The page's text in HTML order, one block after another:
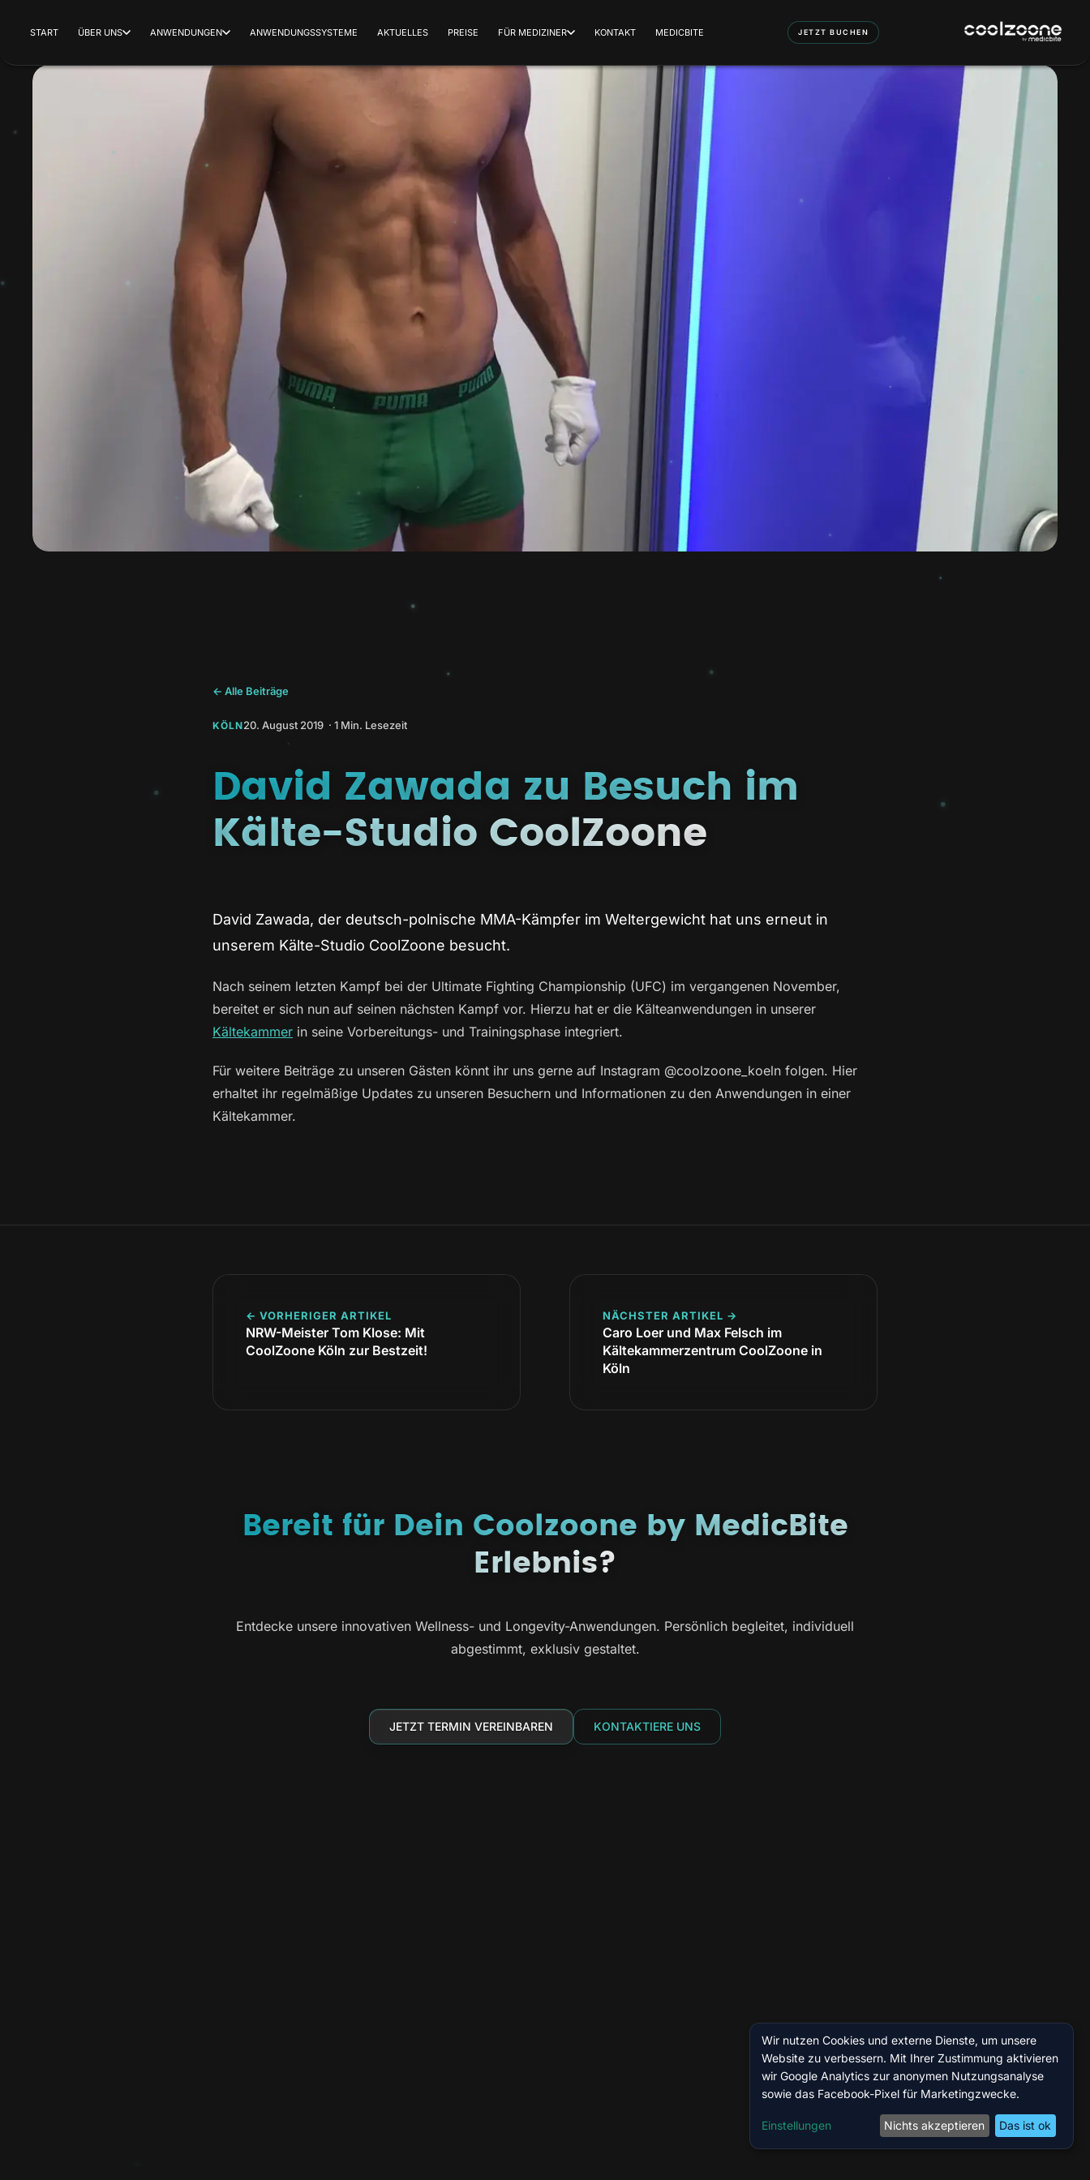
START ÜBER UNS ANWENDUNGEN ANWENDUNGSSYSTEME AKTUELLES PREISE FÜR MEDIZINER KONTAKT MEDICBITE JETZT BUCHEN
← Alle Beiträge
KÖLN20. August 2019 · 1 Min. Lesezeit
David Zawada zu Besuch im
Kälte-Studio CoolZoone
David Zawada, der deutsch-polnische MMA-Kämpfer im Weltergewicht hat uns erneut in
unserem Kälte-Studio CoolZoone besucht.
Nach seinem letzten Kampf bei der Ultimate Fighting Championship (UFC) im vergangenen November,
bereitet er sich nun auf seinen nächsten Kampf vor. Hierzu hat er die Kälteanwendungen in unserer
Kältekammer in seine Vorbereitungs- und Trainingsphase integriert.
Für weitere Beiträge zu unseren Gästen könnt ihr uns gerne auf Instagram @coolzoone_koeln folgen. Hier
erhaltet ihr regelmäßige Updates zu unseren Besuchern und Informationen zu den Anwendungen in einer
Kältekammer.
← VORHERIGER ARTIKEL
NRW-Meister Tom Klose: Mit
CoolZoone Köln zur Bestzeit!
NÄCHSTER ARTIKEL →
Caro Loer und Max Felsch im
Kältekammerzentrum CoolZoone in
Köln
Bereit für Dein Coolzoone by MedicBite
Erlebnis?
Entdecke unsere innovativen Wellness- und Longevity-Anwendungen. Persönlich begleitet, individuell
abgestimmt, exklusiv gestaltet.
JETZT TERMIN VEREINBAREN KONTAKTIERE UNS
Wir nutzen Cookies und externe Dienste, um unsere
Website zu verbessern. Mit Ihrer Zustimmung aktivieren
wir Google Analytics zur anonymen Nutzungsanalyse
sowie das Facebook-Pixel für Marketingzwecke.
Einstellungen Nichts akzeptieren Das ist ok